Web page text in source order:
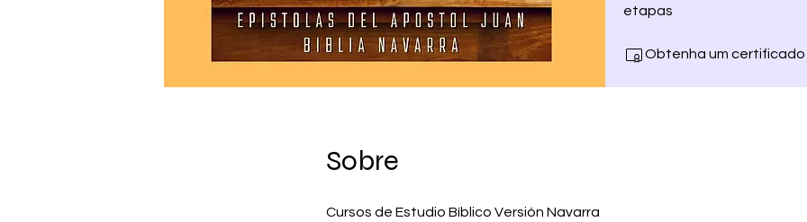
etapas
Obtenha um certificado
Sobre
Cursos de Estudio Bíblico Versión Navarra